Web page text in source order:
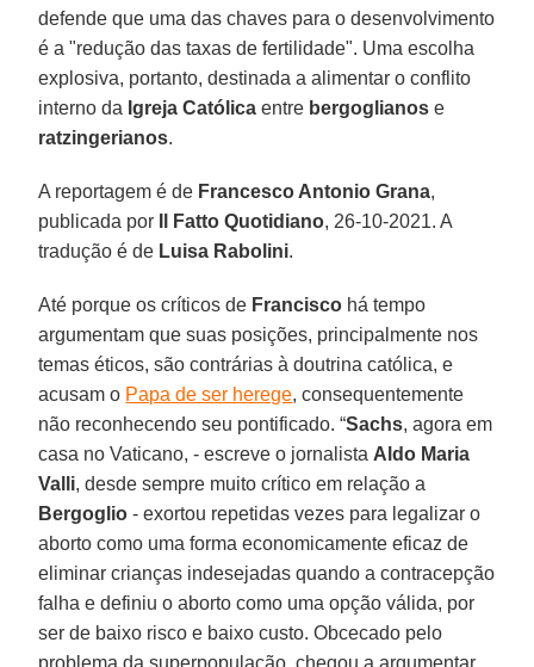
defende que uma das chaves para o desenvolvimento
é a "redução das taxas de fertilidade". Uma escolha
explosiva, portanto, destinada a alimentar o conflito
interno da Igreja Católica entre bergoglianos e
ratzingerianos.
A reportagem é de Francesco Antonio Grana,
publicada por
Il Fatto Quotidiano, 26-10-2021. A
tradução é de Luisa Rabolini.
Até porque os críticos de Francisco há tempo
argumentam que suas posições, principalmente nos
temas éticos, são contrárias à doutrina católica, e
acusam o Papa de ser herege, consequentemente
não reconhecendo seu pontificado. “Sachs, agora em
casa no Vaticano, - escreve o jornalista Aldo Maria
Valli, desde sempre muito crítico em relação a
Bergoglio - exortou repetidas vezes para legalizar o
aborto como uma forma economicamente eficaz de
eliminar crianças indesejadas quando a contracepção
falha e definiu o aborto como uma opção válida, por
ser de baixo risco e baixo custo. Obcecado pelo
problema da superpopulação, chegou a argumentar